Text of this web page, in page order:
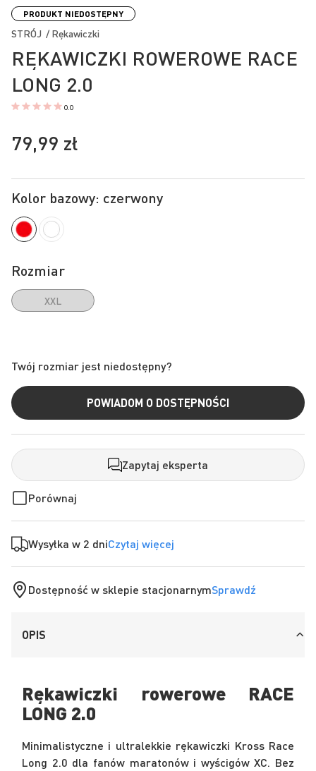
na
początek
galerii
RĘKAWICZKI ROWEROWE RACE
LONG 2.0
0.0
PRODUKT NIEDOSTĘPNY
STRÓJ / Rękawiczki
Kolor bazowy: czerwony
Rozmiar
XXL
Zapytaj eksperta
Porównaj
79,99 zł
Wysyłka w 2 dniCzytaj więcej
Dostępność w sklepie stacjonarnymSprawdź
Twój rozmiar jest niedostępny?
POWIADOM O DOSTĘPNOŚCI
OPIS
Rękawiczki rowerowe RACE
LONG 2.0
Minimalistyczne i ultralekkie rękawiczki Kross Race
Long 2.0 dla fanów maratonów i wyścigów XC. Bez